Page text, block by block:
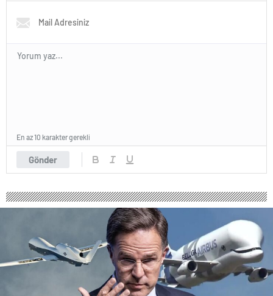
Gönder
En az 10 karakter gerekli